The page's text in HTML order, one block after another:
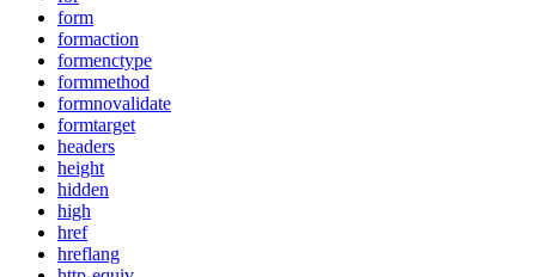
form
formaction
formenctype
formmethod
formnovalidate
formtarget
headers
height
hidden
high
href
hreflang